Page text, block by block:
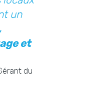
un
et
du